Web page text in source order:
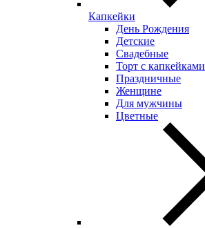
Капкейки
День Рождения
Детские
Свадебные
Торт с капкейками
Праздничные
Женщине
Для мужчины
Цветные